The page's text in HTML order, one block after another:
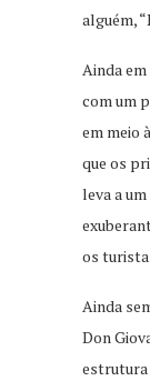
alguém,
Ainda
com um
em meio
que os
leva a
os
Ainda
Don
estrutura